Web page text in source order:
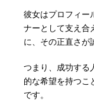
彼女はプロフィー
ナーとして支え合
に、その正直さが
つまり、成功する
的な希望を持つこ
です。